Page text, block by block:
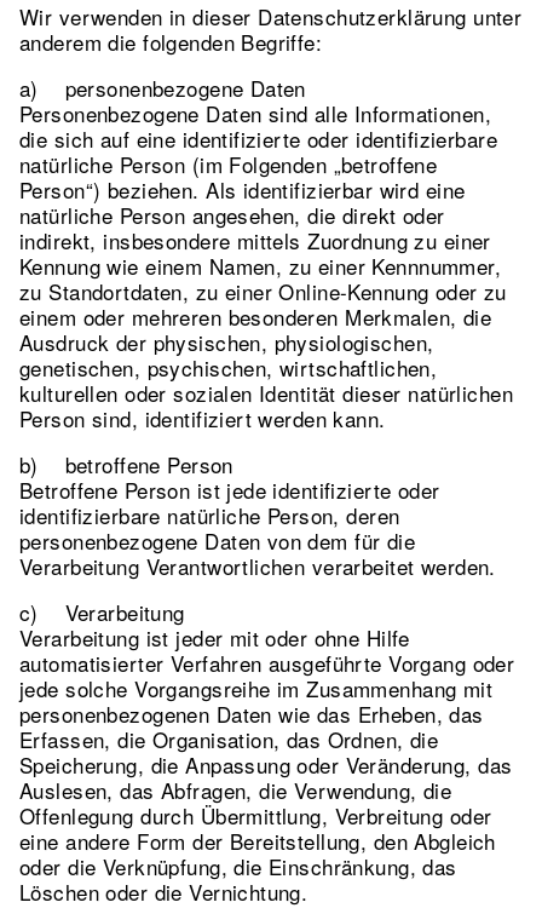
Wir verwenden in dieser Datenschutzerklärung unter
anderem die folgenden Begriffe:
a) personenbezogene Daten
Personenbezogene Daten sind alle Informationen,
die sich auf eine identifizierte oder identifizierbare
natürliche Person (im Folgenden „betroffene
Person“) beziehen. Als identifizierbar wird eine
natürliche Person angesehen, die direkt oder
indirekt, insbesondere mittels Zuordnung zu einer
Kennung wie einem Namen, zu einer Kennnummer,
zu Standortdaten, zu einer Online-Kennung oder zu
einem oder mehreren besonderen Merkmalen, die
Ausdruck der physischen, physiologischen,
genetischen, psychischen, wirtschaftlichen,
kulturellen oder sozialen Identität dieser natürlichen
Person sind, identifiziert werden kann.
b) betroffene Person
Betroffene Person ist jede identifizierte oder
identifizierbare natürliche Person, deren
personenbezogene Daten von dem für die
Verarbeitung Verantwortlichen verarbeitet werden.
c) Verarbeitung
Verarbeitung ist jeder mit oder ohne Hilfe
automatisierter Verfahren ausgeführte Vorgang oder
jede solche Vorgangsreihe im Zusammenhang mit
personenbezogenen Daten wie das Erheben, das
Erfassen, die Organisation, das Ordnen, die
Speicherung, die Anpassung oder Veränderung, das
Auslesen, das Abfragen, die Verwendung, die
Offenlegung durch Übermittlung, Verbreitung oder
eine andere Form der Bereitstellung, den Abgleich
oder die Verknüpfung, die Einschränkung, das
Löschen oder die Vernichtung.